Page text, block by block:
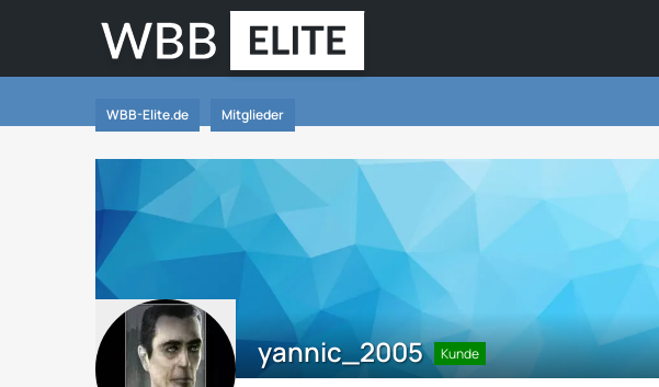
WBB-Elite.de Mitglieder
yannic_2005 Kunde